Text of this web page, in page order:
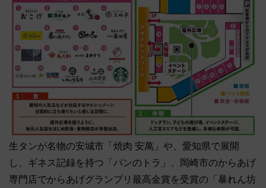
生タンが名物の安城市「焼肉 安萬」や、愛知県で展開
し、ギネス記録を持つ「パンのトラ」、岡崎市のからあげ
専門店でからあげグランプリ最高金賞を受賞の「暴れん坊